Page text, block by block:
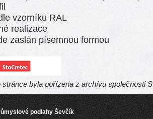
vzorníku RAL
realizace
zaslán písemnou formou
stránce byla pořízena z archívu společnosti
podlahy Ševčík